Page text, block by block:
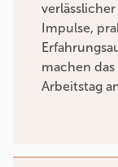
Impulse,
machen
Arbeitstag